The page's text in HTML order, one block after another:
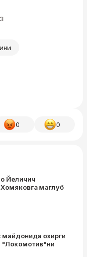
3
0 0
Йеличич
мағлуб
майдонида охирги
"Локомотив"ни